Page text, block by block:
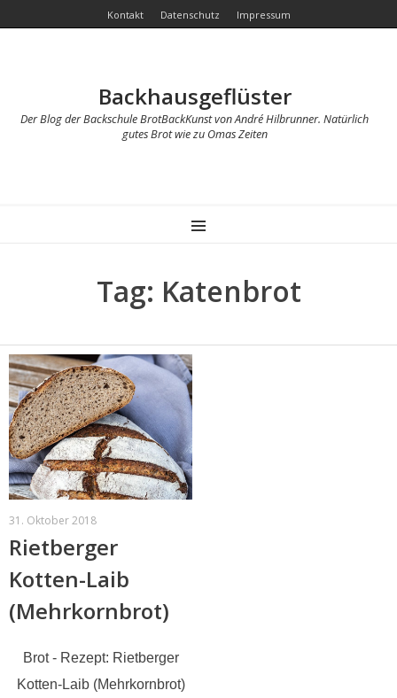
Kontakt Datenschutz Impressum
Backhausgeflüster
Der Blog der Backschule BrotBackKunst von André Hilbrunner. Natürlich
gutes Brot wie zu Omas Zeiten
MENU
Tag: Katenbrot
31. Oktober 2018
Rietberger
Kotten-Laib
(Mehrkornbrot)
Brot - Rezept: Rietberger
Kotten-Laib (Mehrkornbrot)